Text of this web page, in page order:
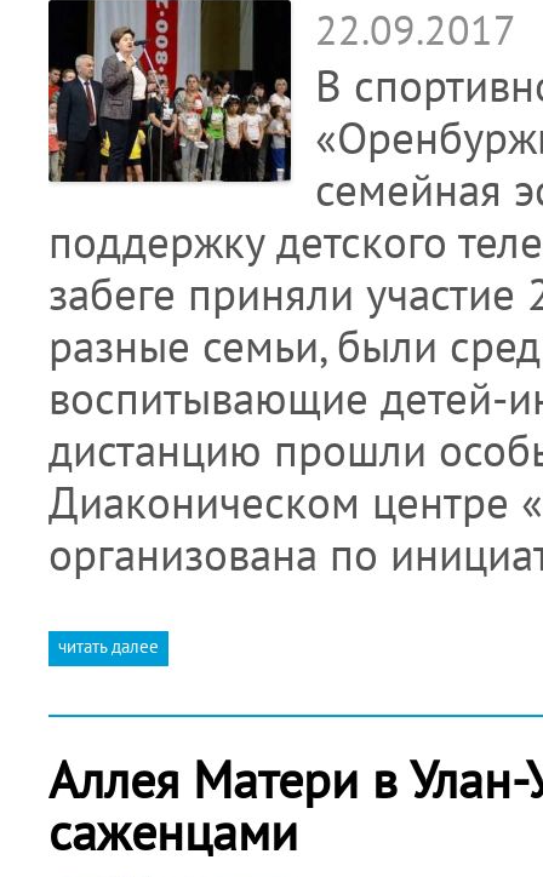
22.09.2017
В
семейная
поддержку детского
забеге приняли
разные семьи, были
воспитывающие детей-
дистанцию прошли
Диаконическом центре
организована по
читать далее
Аллея Матери в
саженцами